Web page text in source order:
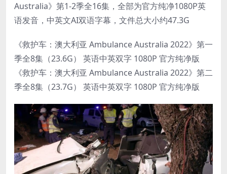
Australia》第1-2季全16集，全部为官方纯净1080P英
语发音，中英文AI双语字幕，文件总大小约47.3G
《救护车：澳大利亚 Ambulance Australia 2022》第一
季全8集（23.6G） 英语中英双字 1080P 官方纯净版
《救护车：澳大利亚 Ambulance Australia 2022》第二
季全8集（23.7G） 英语中英双字 1080P 官方纯净版